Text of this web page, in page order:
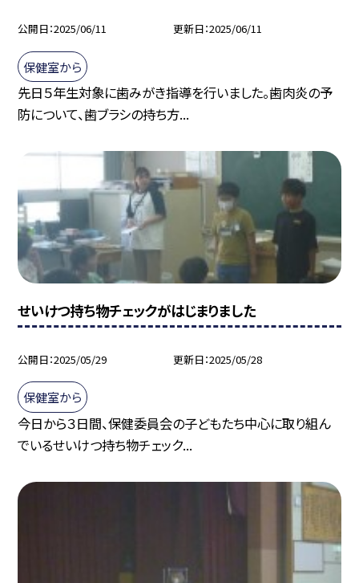
公開日 2025/06/11 更新日 2025/06/11
保健室から
先日５年生対象に歯みがき指導を行いました。歯肉炎の予
防について、歯ブラシの持ち方...
せいけつ持ち物チェックがはじまりました
公開日 2025/05/29 更新日 2025/05/28
保健室から
今日から３日間、保健委員会の子どもたち中心に取り組ん
でいるせいけつ持ち物チェック...